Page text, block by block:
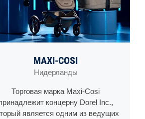
MAXI-COSI
Нидерланды
Торговая марка Maxi-Cosi
концерну Dorel Inc.,
является одним из ведущих